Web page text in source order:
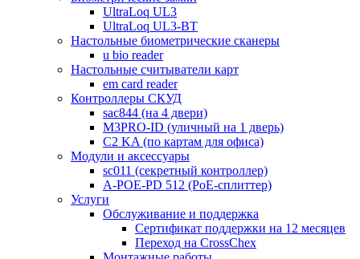
UltraLoq UL3
UltraLoq UL3-BT
Настольные биометрические сканеры
u bio reader
Настольные считыватели карт
em card reader
Контроллеры СКУД
sac844 (на 4 двери)
M3PRO-ID (уличный на 1 дверь)
C2 KA (по картам для офиса)
Модули и аксессуары
sc011 (секретный контроллер)
A-POE-PD 512 (PoE-сплиттер)
Услуги
Обслуживание и поддержка
Сертификат поддержки на 12 месяцев
Переход на CrossChex